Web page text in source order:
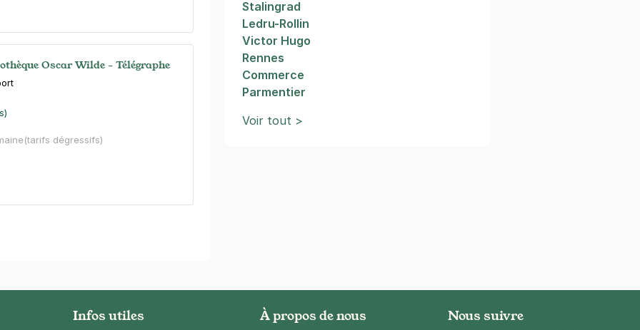
Oscar Wilde - Télégraphe
(tarifs dégressifs)
(tarifs dégressifs)
Stalingrad
Ledru-Rollin
Victor Hugo
Rennes
Commerce
Parmentier
Voir tout >
Infos utiles À propos de nous Nous suivre